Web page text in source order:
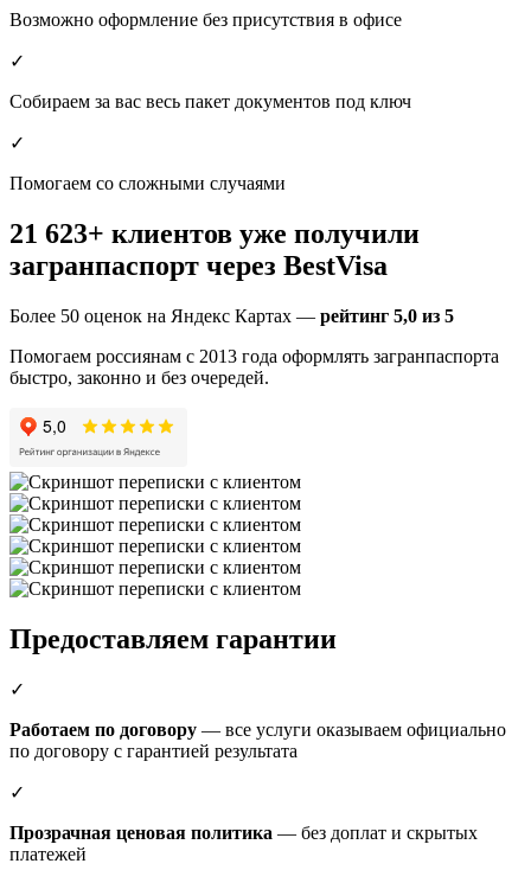
Возможно оформление без присутствия в офисе
✓
Собираем за вас весь пакет документов под ключ
✓
Помогаем со сложными случаями
21 623+ клиентов уже получили
загранпаспорт через BestVisa
Более 50 оценок на Яндекс Картах — рейтинг 5,0 из 5
Помогаем россиянам с 2013 года оформлять загранпаспорта
быстро, законно и без очередей.
Предоставляем гарантии
✓
Работаем по договору — все услуги оказываем официально
по договору с гарантией результата
✓
Прозрачная ценовая политика — без доплат и скрытых
платежей